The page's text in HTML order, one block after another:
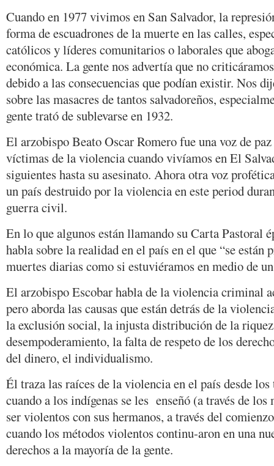
Cuando en 1977 vivimos en San Salvador, la
forma de escuadrones de la muerte en las calles,
católicos y líderes comunitarios o laborales que
económica. La gente nos advertía que no
debido a las consecuencias que podían existir. Nos
sobre las masacres de tantos salvadoreños,
gente trató de sublevarse en 1932.
El arzobispo Beato Oscar Romero fue una voz de
víctimas de la violencia cuando vivíamos en El
siguientes hasta su asesinato. Ahora otra voz
un país destruido por la violencia en este period
guerra civil.
En lo que algunos están llamando su Carta Pastoral
habla sobre la realidad en el país en el que “se están
muertes diarias como si estuviéramos en medio de
El arzobispo Escobar habla de la violencia criminal
pero aborda las causas que están detrás de la
la exclusión social, la injusta distribución de la
desempoderamiento, la falta de respeto de los
del dinero, el individualismo.
Él traza las raíces de la violencia en el país desde
cuando a los indígenas se les enseñó (a través de los
ser violentos con sus hermanos, a través del
cuando los métodos violentos continu-aron en una
derechos a la mayoría de la gente.